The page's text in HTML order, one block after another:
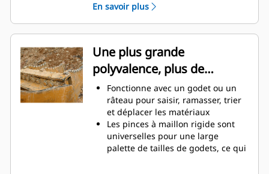
Compatibilité étendue entre les
machines en raison d'une
conception plus légère
Augmentez votre productivité de
manière régulière là où un godet
ou un râteau seul serait insuffisant
En savoir plus
Une plus grande
polyvalence, plus de
productivité
Fonctionne avec un godet ou un
râteau pour saisir, ramasser, trier
et déplacer les matériaux
Les pinces à maillon rigide sont
universelles pour une large
palette de tailles de godets, ce qui